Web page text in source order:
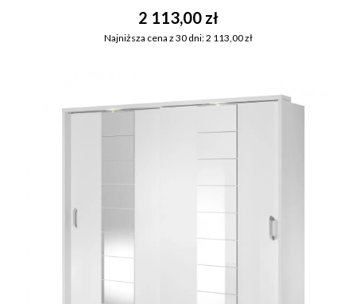
2 113,00 zł
Najniższa cena z 30 dni: 2 113,00 zł